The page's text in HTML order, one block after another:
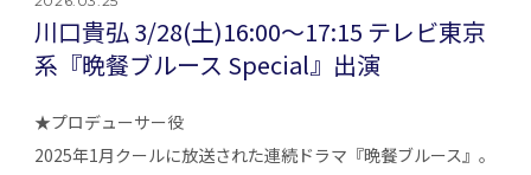
川口貴弘 3/28(土)16:00～17:15 テレビ東京
系『晩餐ブルース Special』出演
★プロデューサー役
2025年1月クールに放送された連続ドラマ『晩餐ブルース』 。